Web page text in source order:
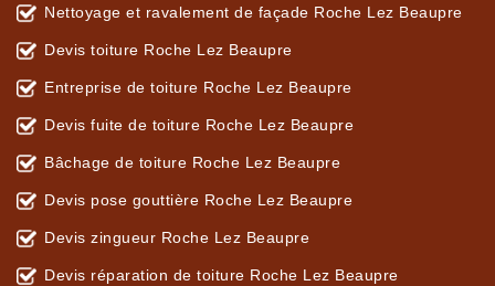
Nettoyage et ravalement de façade Roche Lez Beaupre
Devis toiture Roche Lez Beaupre
Entreprise de toiture Roche Lez Beaupre
Devis fuite de toiture Roche Lez Beaupre
Bâchage de toiture Roche Lez Beaupre
Devis pose gouttière Roche Lez Beaupre
Devis zingueur Roche Lez Beaupre
Devis réparation de toiture Roche Lez Beaupre